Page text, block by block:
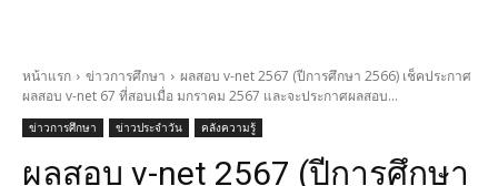
หน้าแรก ข่าวการศึกษา
ผลสอบ v-net 2567 (ปีการศึกษา 2566) เช็คประกาศ
ผลสอบ v-net 67 ที่สอบเมื่อ มกราคม 2567 และจะประกาศผลสอบ...
ข่าวการศึกษา ข่าวประจำวัน คลังความรู้
ผลสอบ v-net 2567 (ปีการศึกษา